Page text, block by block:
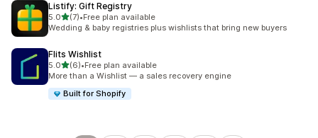
Listify: Gift Registry
5.0별 5개 중
(7)
총 리뷰 7개
•Free plan available
Wedding & baby registries plus wishlists that bring new buyers
Flits Wishlist
5.0별 5개 중
(6)
총 리뷰 6개
•Free plan available
More than a Wishlist — a sales recovery engine
Built for Shopify